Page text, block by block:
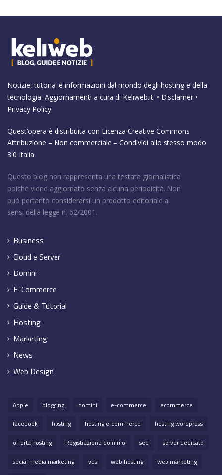
Notizie, tutorial e informazioni dal mondo degli hosting e della
tecnologia. Aggiornamenti a cura di Keliweb.it. • Disclamer •
Privacy Policy
Quest’opera è distribuita con Licenza Creative Commons
Attribuzione – Non commerciale – Condividi allo stesso modo
3.0 Italia
Questo blog non rappresenta una testata giornalistica
poiché viene aggiornato senza alcuna periodicità. Non
può pertanto considerarsi un prodotto editoriale ai
sensi della legge n. 62/2001.
Business
Cloud e Server
Domini
E-Commerce
Guide & Tutorial
Hosting
Marketing
News
Web Design
Apple blogging domini e-commerce
ecommerce
facebook
hosting hosting e-commerce
hosting wordpress
offerta hosting
Registrazione dominio seo
server dedicato
social media marketing
vps web hosting web marketing